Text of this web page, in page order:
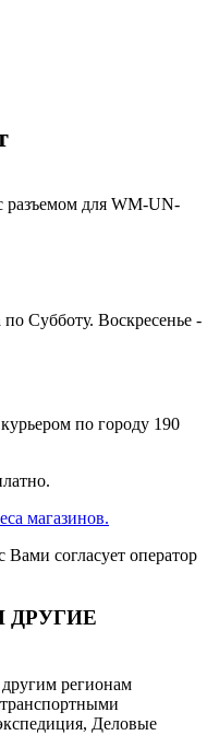
разъемом для WM-UN-
по Субботу. Воскресенье -
по городу 190
магазинов.
Вами согласует оператор
ДРУГИЕ
регионам
Деловые